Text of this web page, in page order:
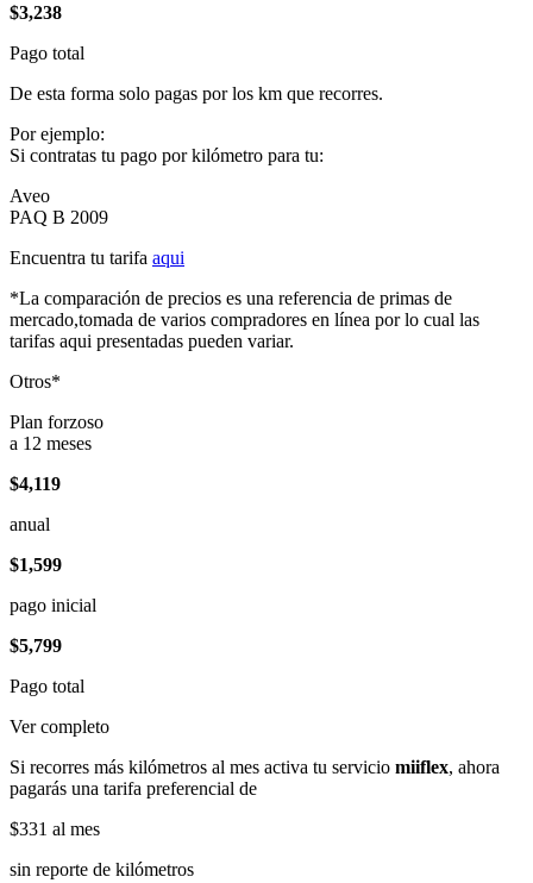
$3,238
Pago total
De esta forma solo pagas por los km que recorres.
Por ejemplo:
Si contratas tu pago por kilómetro para tu:
Aveo
PAQ B 2009
Encuentra tu tarifa aqui
*La comparación de precios es una referencia de primas de
mercado,tomada de varios compradores en línea por lo cual las
tarifas aqui presentadas pueden variar.
Otros*
Plan forzoso
a 12 meses
$4,119
anual
$1,599
pago inicial
$5,799
Pago total
Ver completo
Si recorres más kilómetros al mes activa tu servicio miiflex, ahora
pagarás una tarifa preferencial de
$331 al mes
sin reporte de kilómetros